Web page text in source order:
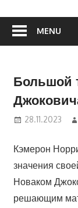
MENU
Большой
28.11.2023
Кэмерон
значения
Новаком
решающим